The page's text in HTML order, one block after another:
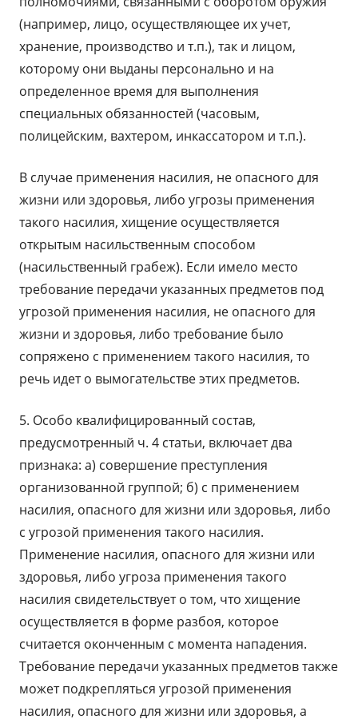
(например, лицо, осуществляющее их учет,
хранение, производство и т.п.), так и лицом,
которому они выданы персонально и на
определенное время для выполнения
специальных обязанностей (часовым,
полицейским, вахтером, инкассатором и т.п.).
В случае применения насилия, не опасного для
жизни или здоровья, либо угрозы применения
такого насилия, хищение осуществляется
открытым насильственным способом
(насильственный грабеж). Если имело место
требование передачи указанных предметов под
угрозой применения насилия, не опасного для
жизни и здоровья, либо требование было
сопряжено с применением такого насилия, то
речь идет о вымогательстве этих предметов.
5. Особо квалифицированный состав,
предусмотренный ч. 4 статьи, включает два
признака: а) совершение преступления
организованной группой; б) с применением
насилия, опасного для жизни или здоровья, либо
с угрозой применения такого насилия.
Применение насилия, опасного для жизни или
здоровья, либо угроза применения такого
насилия свидетельствует о том, что хищение
осуществляется в форме разбоя, которое
считается оконченным с момента нападения.
Требование передачи указанных предметов также
может подкрепляться угрозой применения
насилия, опасного для жизни или здоровья, а